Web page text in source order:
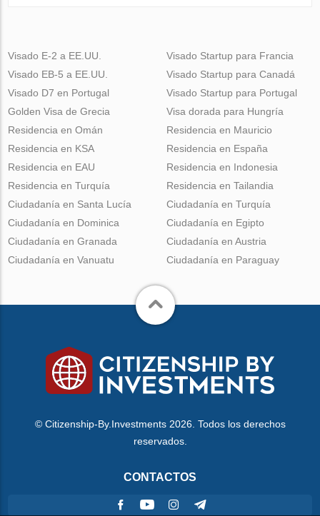
Visado E-2 a EE.UU.
Visado EB-5 a EE.UU.
Visado D7 en Portugal
Golden Visa de Grecia
Visado Startup para Francia
Visado Startup para Canadá
Visado Startup para Portugal
Visa dorada para Hungría
Residencia en Omán
Residencia en KSA
Residencia en EAU
Residencia en Turquía
Residencia en Mauricio
Residencia en España
Residencia en Indonesia
Residencia en Tailandia
Ciudadanía en Santa Lucía
Ciudadanía en Dominica
Ciudadanía en Granada
Ciudadanía en Vanuatu
Ciudadanía en Turquía
Ciudadanía en Egipto
Ciudadanía en Austria
Ciudadanía en Paraguay
© Citizenship-By.Investments 2026. Todos los derechos
reservados.
CONTACTOS